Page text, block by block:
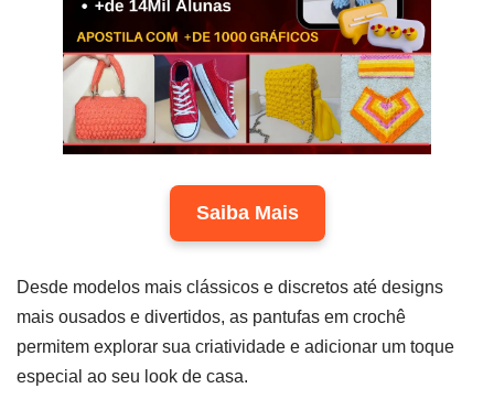
Saiba Mais
Desde modelos mais clássicos e discretos até designs
mais ousados e divertidos, as pantufas em crochê
permitem explorar sua criatividade e adicionar um toque
especial ao seu look de casa.